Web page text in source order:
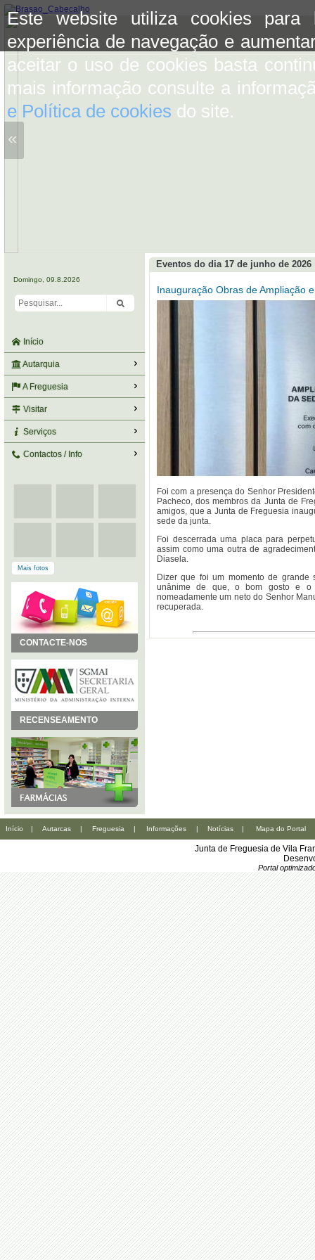
Este website utiliza cookies para
experiência de navegação e
aceitar o uso de cookies basta
mais informação consulte a
e Política de cookies do site.
«
Domingo, 09.8.2026
Início
Autarquia
A Freguesia
Visitar
Serviços
Contactos / Info
Mais fotos
CONTACTE-NOS
RECENSEAMENTO
Eventos do dia 17 de junho de 2026
Inauguração Obras de Ampliação
Foi com a presença do Senhor
Pacheco, dos membros da Junta de
amigos, que a Junta de Freguesia
sede da junta.
Foi descerrada uma placa para
assim como uma outra de
Diasela.
Dizer que foi um momento de
unânime de que, o bom gosto e o
nomeadamente um neto do Senhor
recuperada.
Início | Autarcas | Freguesia | Informações | Notícias | Mapa do Portal
Junta de Freguesia de Vila
Portal